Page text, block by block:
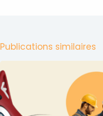
Publications similaires